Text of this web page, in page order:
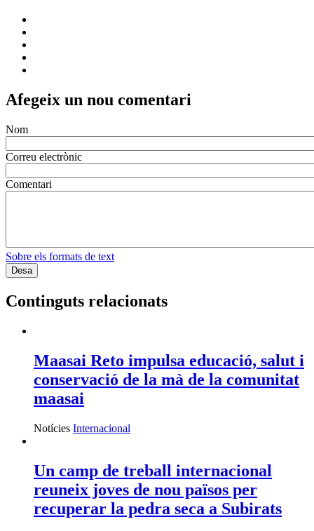
Afegeix un nou comentari
Nom
Correu electrònic
Comentari
Sobre els formats de text
Continguts relacionats
Maasai Reto impulsa educació, salut i
conservació de la mà de la comunitat
maasai
Notícies Internacional
Un camp de treball internacional
reuneix joves de nou països per
recuperar la pedra seca a Subirats